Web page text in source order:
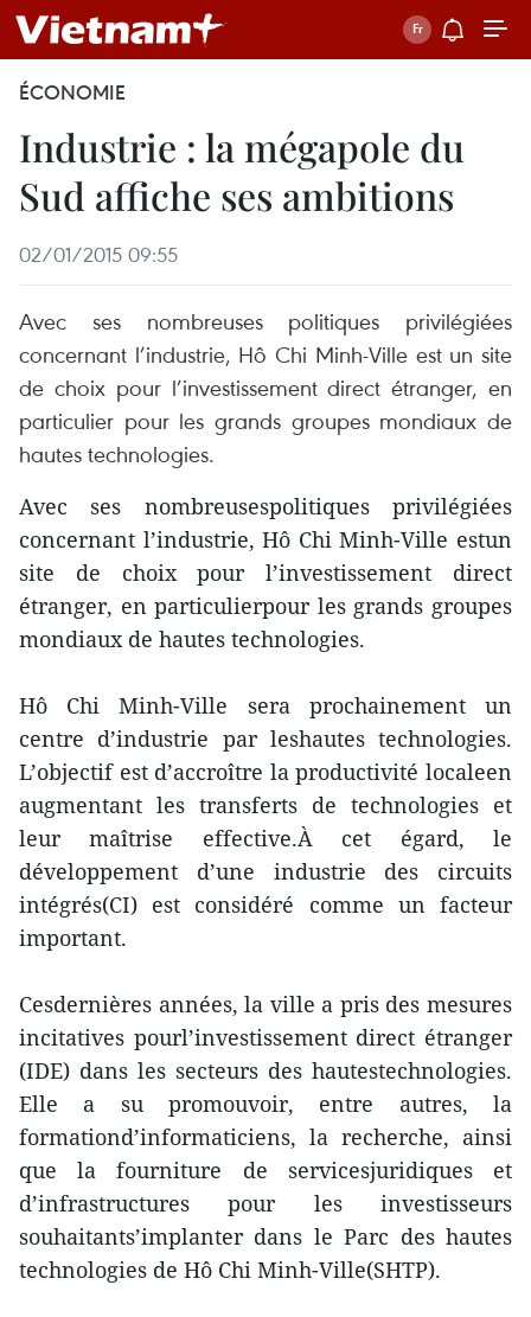
ÉCONOMIE
Industrie : la mégapole du
Sud affiche ses ambitions
02/01/2015 09:55
Avec ses nombreuses politiques privilégiées
concernant l’industrie, Hô Chi Minh-Ville est un site
de choix pour l’investissement direct étranger, en
particulier pour les grands groupes mondiaux de
hautes technologies.
Avec ses nombreusespolitiques privilégiées
concernant l’industrie, Hô Chi Minh-Ville estun
site de choix pour l’investissement direct
étranger, en particulierpour les grands groupes
mondiaux de hautes technologies.
Hô Chi Minh-Ville sera prochainement un
centre d’industrie par leshautes technologies.
L’objectif est d’accroître la productivité localeen
augmentant les transferts de technologies et
leur maîtrise effective.À cet égard, le
développement d’une industrie des circuits
intégrés(CI) est considéré comme un facteur
important.
Cesdernières années, la ville a pris des mesures
incitatives pourl’investissement direct étranger
(IDE) dans les secteurs des hautestechnologies.
Elle a su promouvoir, entre autres, la
formationd’informaticiens, la recherche, ainsi
que la fourniture de servicesjuridiques et
d’infrastructures pour les investisseurs
souhaitants’implanter dans le Parc des hautes
technologies de Hô Chi Minh-Ville(SHTP).